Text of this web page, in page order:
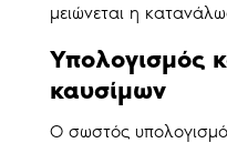
μειώνεται η
Υπολογισμός
καυσίμων
Ο σωστός